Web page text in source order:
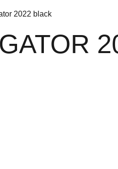
2022 black